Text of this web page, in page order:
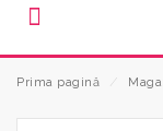
Prima pagină